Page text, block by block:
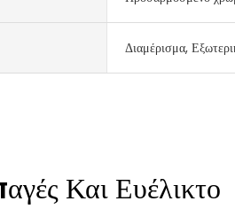
Διαμέρισμα,
Και Ευέλικτο